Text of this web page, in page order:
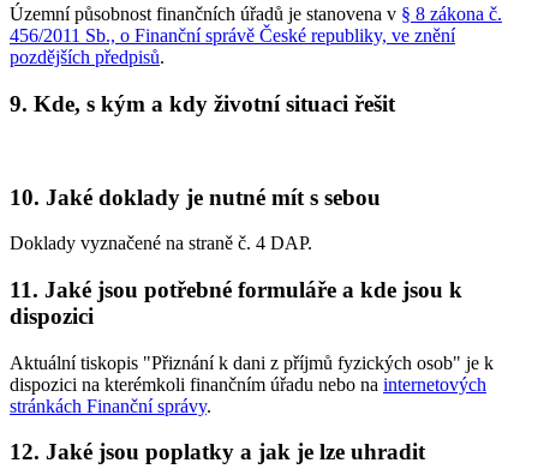
Územní působnost finančních úřadů je stanovena v § 8 zákona č.
456/2011 Sb., o Finanční správě České republiky, ve znění
pozdějších předpisů.
9. Kde, s kým a kdy životní situaci řešit
10. Jaké doklady je nutné mít s sebou
Doklady vyznačené na straně č. 4 DAP.
11. Jaké jsou potřebné formuláře a kde jsou k
dispozici
Aktuální tiskopis "Přiznání k dani z příjmů fyzických osob" je k
dispozici na kterémkoli finančním úřadu nebo na internetových
stránkách Finanční správy.
12. Jaké jsou poplatky a jak je lze uhradit